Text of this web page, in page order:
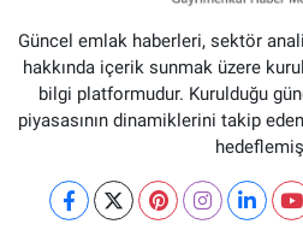
Güncel emlak haberleri, sektör
hakkında içerik sunmak üzere
bilgi platformudur. Kurulduğu
piyasasının dinamiklerini takip